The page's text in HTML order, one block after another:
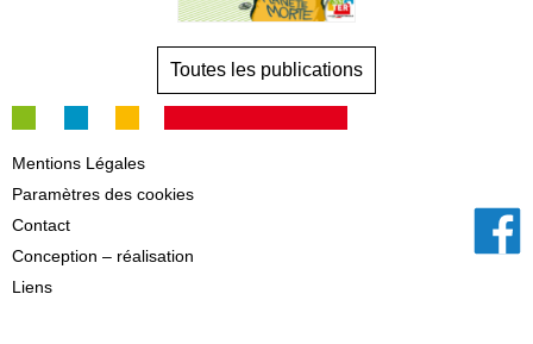
Toutes les publications
Mentions Légales
Paramètres des cookies
Contact
Conception – réalisation
Liens